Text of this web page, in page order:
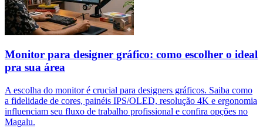
Monitor para designer gráfico: como escolher o ideal
pra sua área
A escolha do monitor é crucial para designers gráficos. Saiba como
a fidelidade de cores, painéis IPS/OLED, resolução 4K e ergonomia
influenciam seu fluxo de trabalho profissional e confira opções no
Magalu.